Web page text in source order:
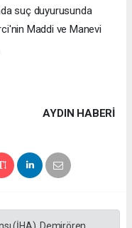
suç duyurusunda
Maddi ve Manevi
AYDIN HABERİ